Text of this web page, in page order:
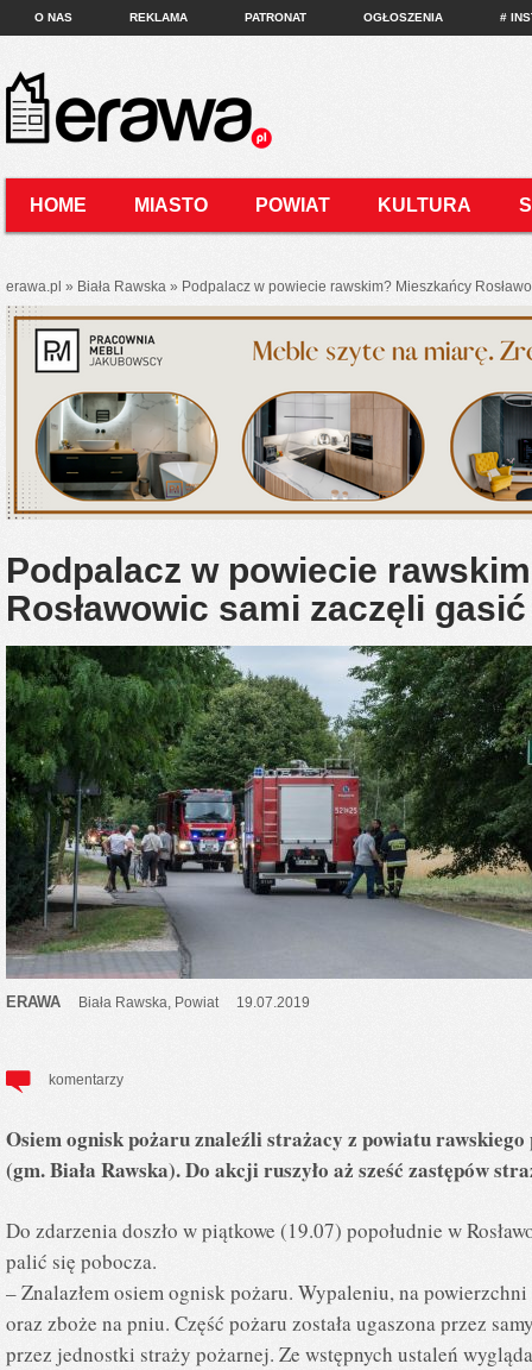
O NAS REKLAMA PATRONAT OGŁOSZENIA #
HOME MIASTO POWIAT KULTURA
erawa.pl » Biała Rawska » Podpalacz w powiecie rawskim? Mieszkańcy
Podpalacz w powiecie
Rosławowic sami zaczęli
ERAWA Biała Rawska, Powiat 19.07.2019
komentarzy
Osiem ognisk pożaru znaleźli strażacy z powiatu rawskiego
(gm. Biała Rawska). Do akcji ruszyło aż sześć zastępów
Do zdarzenia doszło w piątkowe (19.07) popołudnie w
palić się pobocza.
– Znalazłem osiem ognisk pożaru. Wypaleniu, na powierzchni
oraz zboże na pniu. Część pożaru została ugaszona przez
przez jednostki straży pożarnej. Ze wstępnych ustaleń